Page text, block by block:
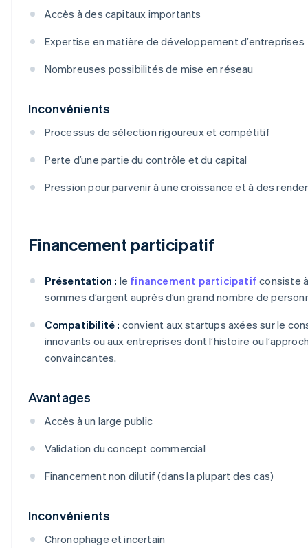
Accès à des capitaux importants
Expertise en matière de développement d’entreprises
Nombreuses possibilités de mise en réseau
Inconvénients
Processus de sélection rigoureux et compétitif
Perte d’une partie du contrôle et du capital
Pression pour parvenir à une croissance et à des
Financement participatif
Présentation : le financement participatif consiste
sommes d’argent auprès d’un grand nombre de
Compatibilité : convient aux startups axées sur le
innovants ou aux entreprises dont l’histoire ou
convaincantes.
Avantages
Accès à un large public
Validation du concept commercial
Financement non dilutif (dans la plupart des cas)
Inconvénients
Chronophage et incertain